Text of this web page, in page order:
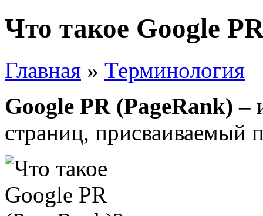
Что такое Google
Главная » Терминология
Google PR (PageRank) –
страниц, присваиваемый